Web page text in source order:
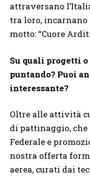
attraversano
tra loro,
motto: “Cuore
Su quali progetti
puntando? Puoi
interessante?
Oltre alle attività
di pattinaggio,
Federale e
nostra offerta
aerea, curati dai